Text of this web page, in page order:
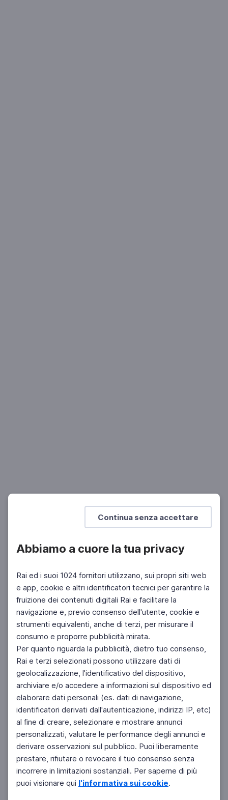
Continua senza accettare
Abbiamo a cuore la tua privacy
Rai ed i suoi 1024 fornitori utilizzano, sui propri siti web
e app, cookie e altri identificatori tecnici per garantire la
fruizione dei contenuti digitali Rai e facilitare la
navigazione e, previo consenso dell'utente, cookie e
strumenti equivalenti, anche di terzi, per misurare il
consumo e proporre pubblicità mirata.
Per quanto riguarda la pubblicità, dietro tuo consenso,
Rai e terzi selezionati possono utilizzare dati di
geolocalizzazione, l'identificativo del dispositivo,
archiviare e/o accedere a informazioni sul dispositivo ed
elaborare dati personali (es. dati di navigazione,
identificatori derivati dall'autenticazione, indirizzi IP, etc)
al fine di creare, selezionare e mostrare annunci
personalizzati, valutare le performance degli annunci e
derivare osservazioni sul pubblico. Puoi liberamente
prestare, rifiutare o revocare il tuo consenso senza
incorrere in limitazioni sostanziali. Per saperne di più
puoi visionare qui l'informativa sui cookie.
Eugenio Montale: infanzia e formazione
Un ritratto con interviste all'autore
Facebook Instagram Twitter